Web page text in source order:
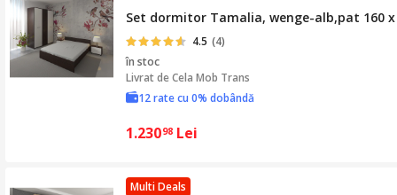
Set dormitor Tamalia, wenge-alb,pat 160 x
4.5 (4)
în stoc
Livrat deCela Mob Trans
12 rate cu 0% dobândă
1.23098 Lei
Multi Deals